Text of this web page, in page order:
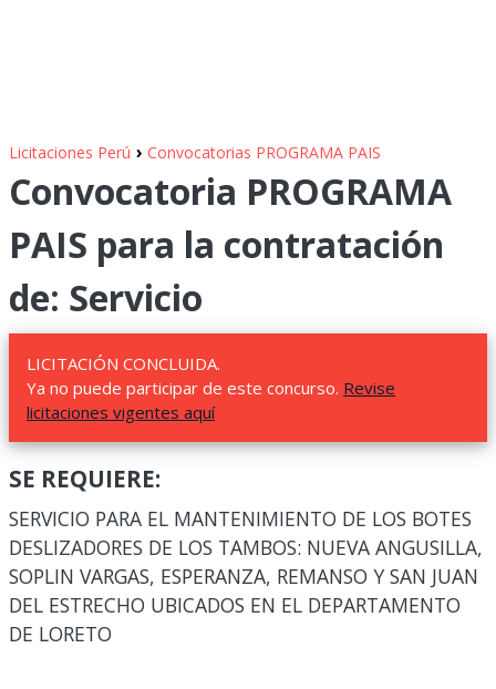
Licitaciones Perú › Convocatorias PROGRAMA PAIS
Convocatoria PROGRAMA
PAIS para la contratación
de: Servicio
LICITACIÓN CONCLUIDA.
Ya no puede participar de este concurso. Revise
licitaciones vigentes aquí
SE REQUIERE:
SERVICIO PARA EL MANTENIMIENTO DE LOS BOTES
DESLIZADORES DE LOS TAMBOS: NUEVA ANGUSILLA,
SOPLIN VARGAS, ESPERANZA, REMANSO Y SAN JUAN
DEL ESTRECHO UBICADOS EN EL DEPARTAMENTO
DE LORETO